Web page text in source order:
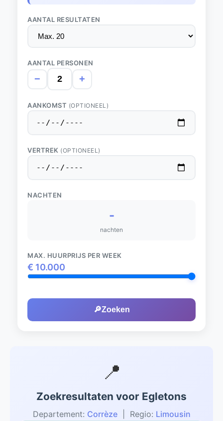
AANTAL RESULTATEN
AANTAL PERSONEN
− +
AANKOMST (OPTIONEEL)
VERTREK (OPTIONEEL)
NACHTEN
-
nachten
MAX. HUURPRIJS PER WEEK
€ 10.000
🔎Zoeken
📍
Zoekresultaten voor Egletons
Departement: Corrèze| Regio: Limousin